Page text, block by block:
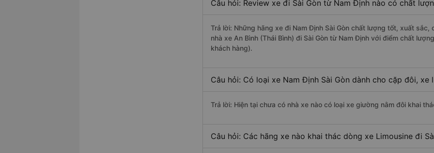
Câu hỏi: Review xe đi Sài Gòn từ Nam Định nào có chất
Trả lời: Những hãng xe đi Nam Định Sài Gòn chất lượng tốt, xuất
nhà xe An Bình (Thái Bình) đi Sài Gòn từ Nam Định với điểm chất
khách hàng).
Câu hỏi: Có loại xe Nam Định Sài Gòn dành cho cặp đôi, xe
Trả lời: Hiện tại chưa có nhà xe nào có loại xe giường nằm đôi khai
Câu hỏi: Các hãng xe nào khai thác dòng xe Limousine đi